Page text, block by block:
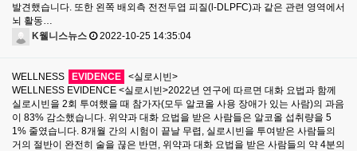
발견했습니다. 또한 왼쪽 배외측 전전두엽 피질(l-DLPFC)과 같은 관련 영역에서
뇌 활동…
K웰니스뉴스
2022-10-25 14:35:04
WELLNESS EVIDENCE
<실로시빈>
WELLNESS EVIDENCE <실로시빈>2022년 연구에 따르면 대화 요법과 함께
실로시빈을 2회 투여했을 때 참가자(모두 알코올 사용 장애가 있는 사람)의 과음
이 83% 감소했습니다. 위약과 대화 요법을 받은 사람들은 알코올 섭취량을 5
1% 줄였습니다. 8개월 간의 시험이 끝날 무렵, 실로시빈을 투여받은 사람들의
거의 절반이 완전히 술을 끊은 반면, 위약과 대화 요법을 받은 사람들의 약 4분의